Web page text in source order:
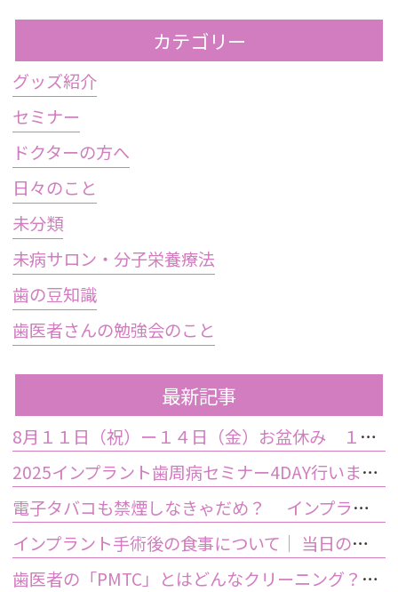
カテゴリー
グッズ紹介
セミナー
ドクターの方へ
日々のこと
未分類
未病サロン・分子栄養療法
歯の豆知識
歯医者さんの勉強会のこと
最新記事
8月１１日（祝）ー１４日（金）お盆休み １５日土曜日から診療しております
2025インプラント歯周病セミナー4DAY行いました
電子タバコも禁煙しなきゃだめ？ インプラント手術前後の喫煙が及ぼす影響とは？
インプラント手術後の食事について｜ 当日の注意点・いつから普通の食事ができる？
歯医者の「PMTC」とはどんなクリーニング？スケーリングとは何が違うの？